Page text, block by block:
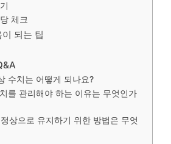
체크
되는 팁
수치는 어떻게 되나요?
를 관리해야 하는 이유는 무엇인가
상으로 유지하기 위한 방법은 무엇